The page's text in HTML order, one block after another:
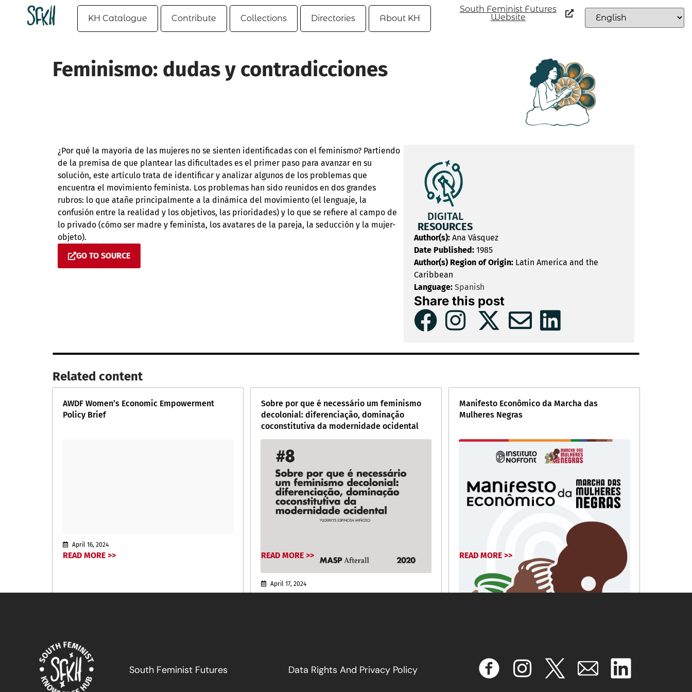
KH Catalogue Contribute Collections Directories About KH
South Feminist Futures
Website
Feminismo: dudas y contradicciones
¿Por qué la mayoría de las mujeres no se sienten identificadas con el feminismo? Partiendo
de la premisa de que plantear las dificultades es el primer paso para avanzar en su
solución, este artículo trata de identificar y analizar algunos de los problemas que
encuentra el movimiento feminista. Los problemas han sido reunidos en dos grandes
rubros: lo que atañe principalmente a la dinámica del movimiento (el lenguaje, la
confusión entre la realidad y los objetivos, las prioridades) y lo que se refiere al campo de
lo privado (cómo ser madre y feminista, los avatares de la pareja, la seducción y la mujer-
objeto).
GO TO SOURCE
DIGITAL
RESOURCES
Author(s): Ana Vásquez
Date Published: 1985
Author(s) Region of Origin: Latin America and the
Caribbean
Language: Spanish
Share this post
Related content​
AWDF Women’s Economic Empowerment
Policy Brief
April 16, 2024
READ MORE >>
Sobre por que é necessário um feminismo
decolonial: diferenciação, dominação
coconstitutiva da modernidade ocidental
April 17, 2024
READ MORE >>
Manifesto Econômico da Marcha das
Mulheres Negras
February 11, 2026
READ MORE >>
South Feminist Futures Data Rights And Privacy Policy